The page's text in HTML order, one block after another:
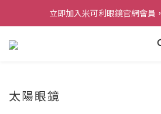
立即加入米可利眼鏡官網會員
太陽眼鏡